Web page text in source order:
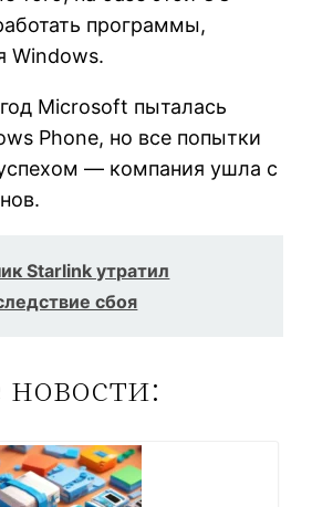
программы,
Windows.
Microsoft пыталась
Phone, но все попытки
— компания ушла с
Starlink утратил
сбоя